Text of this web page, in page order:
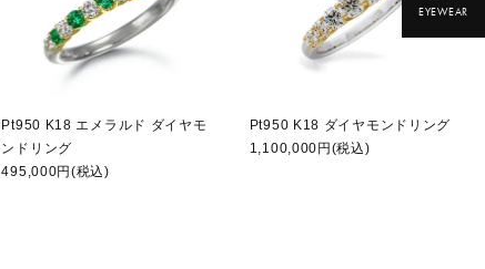
EYEWEAR
Pt950 K18 エメラルド ダイヤモ
ンドリング
495,000円(税込)
Pt950 K18 ダイヤモンドリング
1,100,000円(税込)